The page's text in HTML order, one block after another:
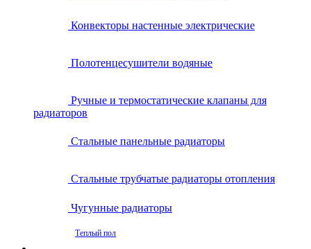
Конвекторы настенные электрические
Полотенцесушители водяные
Ручные и термостатические клапаны для
радиаторов
Стальные панельные радиаторы
Стальные трубчатые радиаторы отопления
Чугунные радиаторы
Теплый пол